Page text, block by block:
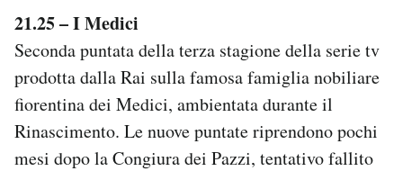
Area Personale
Newsletter
Notifiche mobile
Regala il Post
Hai bisogno di aiuto?
21.25 – I Medici
Seconda puntata della terza stagione della serie tv
prodotta dalla Rai sulla famosa famiglia nobiliare
fiorentina dei Medici, ambientata durante il
Rinascimento. Le nuove puntate riprendono pochi
mesi dopo la Congiura dei Pazzi, tentativo fallito